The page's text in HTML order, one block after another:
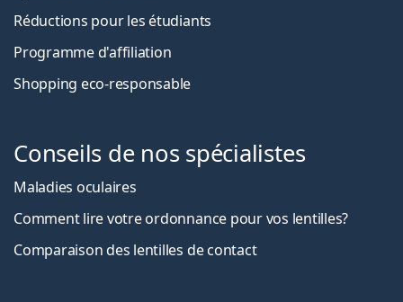
Réductions pour les étudiants
Programme d'affiliation
Shopping eco-responsable
Conseils de nos spécialistes
Maladies oculaires
Comment lire votre ordonnance pour vos lentilles?
Comparaison des lentilles de contact